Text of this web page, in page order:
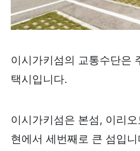
이시가키섬의 교통수단은
택시입니다.
이시가키섬은 본섬, 이리
현에서 세번째로 큰 섬입